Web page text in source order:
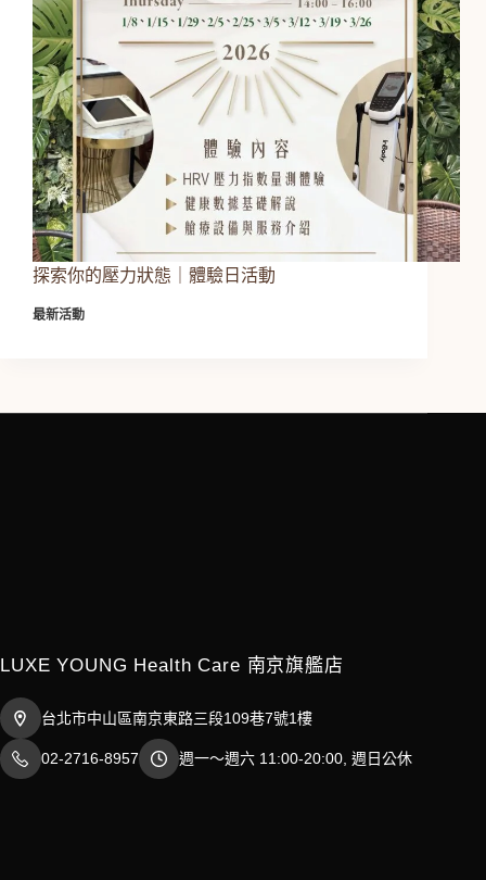
探索你的壓力狀態｜體驗日活動
最新活動
LUXE YOUNG Health Care 南京旗艦店
台北市中山區南京東路三段109巷7號1樓
02-2716-8957 週一～週六 11:00-20:00, 週日公休